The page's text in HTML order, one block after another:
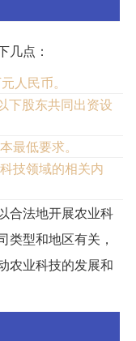
几点：
人民币。
下股东共同出资设
最低要求。
技领域的相关内
合法地开展农业科
类型和地区有关，
农业科技的发展和